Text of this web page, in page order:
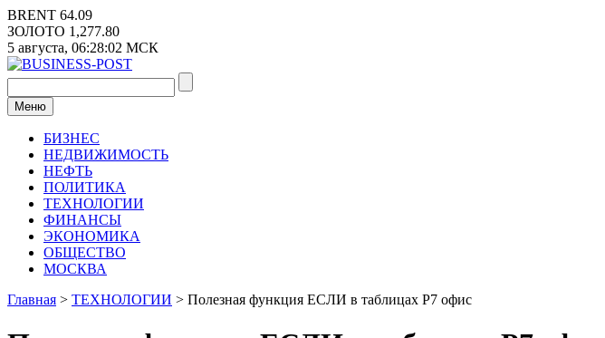
Перейти
к
содержимому
BRENT 64.09
ЗОЛОТО 1,277.80
5 августа, 06:28:02 МСК
Меню
БИЗНЕС
НЕДВИЖИМОСТЬ
НЕФТЬ
ПОЛИТИКА
ТЕХНОЛОГИИ
ФИНАНСЫ
ЭКОНОМИКА
ОБЩЕСТВО
МОСКВА
Главная > ТЕХНОЛОГИИ > Полезная функция ЕСЛИ в таблицах Р7 офис